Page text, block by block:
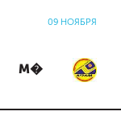
09 НОЯБРЯ
М�